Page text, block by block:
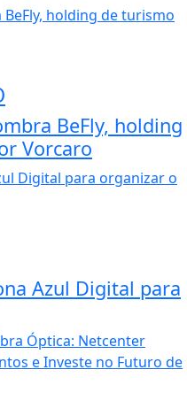
BeFly, holding
Vorcaro
Azul Digital para